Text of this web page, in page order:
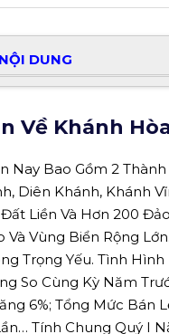
DUNG
Về Khánh
Nay Bao Gồm 2
Diên Khánh, Khánh
Liền Và Hơn 200
Và Vùng Biển Rộng
Trọng Yếu. Tình
So Cùng Kỳ Năm
6%; Tổng Mức Bán
Tính Chung Quý I